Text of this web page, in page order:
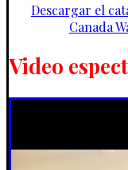
Descargar el
Canada
Video